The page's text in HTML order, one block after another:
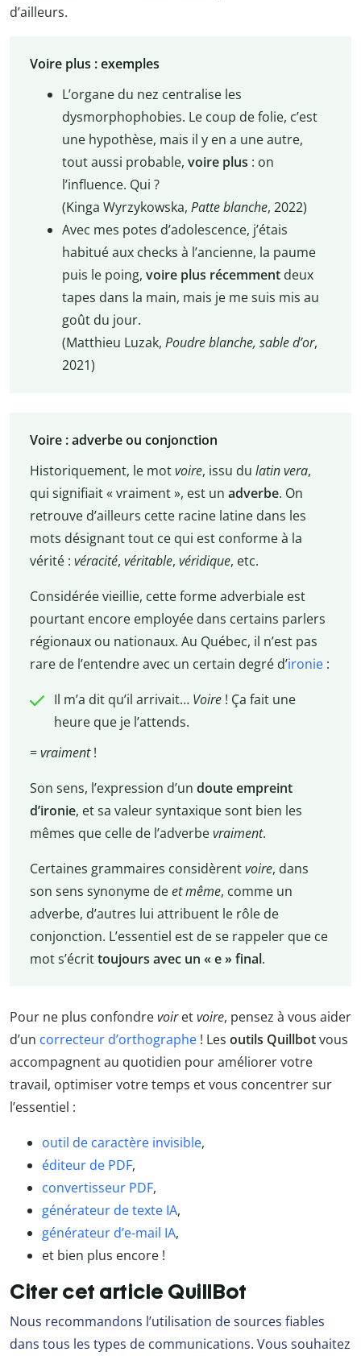
d’ailleurs.
Voire plus : exemples
L’organe du nez centralise les
dysmorphophobies. Le coup de folie, c’est
une hypothèse, mais il y en a une autre,
tout aussi probable, voire plus : on
l’influence. Qui ?
(Kinga Wyrzykowska, Patte blanche, 2022)
Avec mes potes d’adolescence, j’étais
habitué aux checks à l’ancienne, la paume
puis le poing, voire plus récemmentdeux
tapes dans la main, mais je me suis mis au
goût du jour.
(Matthieu Luzak, Poudre blanche, sable d’or,
2021)
Voire : adverbe ou conjonction
Historiquement, le motvoire, issu du latinvera,
qui signifiait « vraiment », est un adverbe. On
retrouve d’ailleurs cette racine latine dans les
mots désignant tout ce qui est conforme à la
vérité : véracité, véritable, véridique, etc.
Considérée vieillie, cette forme adverbiale est
pourtant encore employée dans certains parlers
régionaux ou nationaux. Au Québec, il n’est pas
rare de l’entendre avec un certain degré d’ironie:
Il m’a dit qu’il arrivait… Voire ! Ça fait une
heure que je l’attends.
=vraiment!
Son sens, l’expression d’un doute empreint
d’ironie, et sa valeur syntaxique sont bien les
mêmes que celle de l’adverbevraiment.
Certaines grammaires considèrentvoire, dans
son sens synonyme deet même, comme un
adverbe, d’autres lui attribuent le rôle de
conjonction. L’essentiel est de se rappeler que ce
mot s’écrittoujours avec un « e » final.
Pour ne plus confondrevoiretvoire, pensez à vous aider
d’un correcteur d’orthographe ! Les outils Quillbotvous
accompagnent au quotidien pour améliorer votre
travail, optimiser votre temps et vous concentrer sur
l’essentiel :
outil de caractère invisible,
éditeur de PDF,
convertisseur PDF,
générateur de texte IA,
générateur d’e-mail IA,
et bien plus encore !
Citer cet article QuillBot
Nous recommandons l’utilisation de sources fiables
dans tous les types de communications. Vous souhaitez